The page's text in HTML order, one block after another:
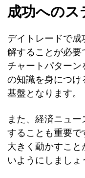
成功へのス
デイトレードで
解することが必
チャートパター
の知識を身につ
基盤となります。
また、経済ニュ
することも重要
大きく動かすこ
いようにしましょ